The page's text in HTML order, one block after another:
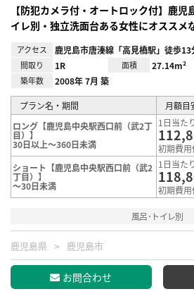
【防犯カメラ付・オートロック付】鹿
イレ別・独立洗面台ある女性にオススメ
アクセス 鹿児島市唐湊線「高見橋駅」徒歩13
間取り 1R 面積 27.14m²
築年数 2008年 7月 築
プラン名・期間
月額目
ロング【鹿児島中央駅西口前（武2丁
目）】
30日以上～360日未満
1日当た
初期費
ショート【鹿児島中央駅西口前（武2
丁目）】
～30日未満
1日当た
初期費
風呂･トイレ別
鹿児島県 鹿児島市
お問合わせ